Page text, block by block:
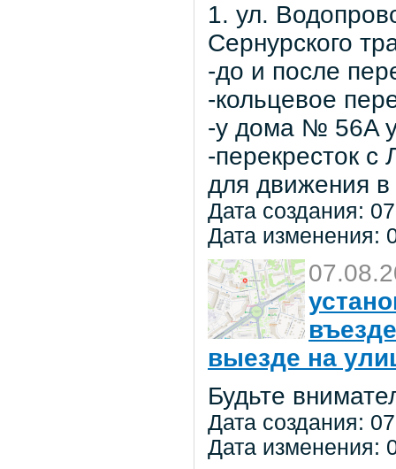
1. ул.
Сернурского
-до и после
-кольцевое
-у дома № 56A
-перекресток с
для движения
Дата создания:
Дата изменения:
выезде на
Будьте
Дата создания:
Дата изменения: